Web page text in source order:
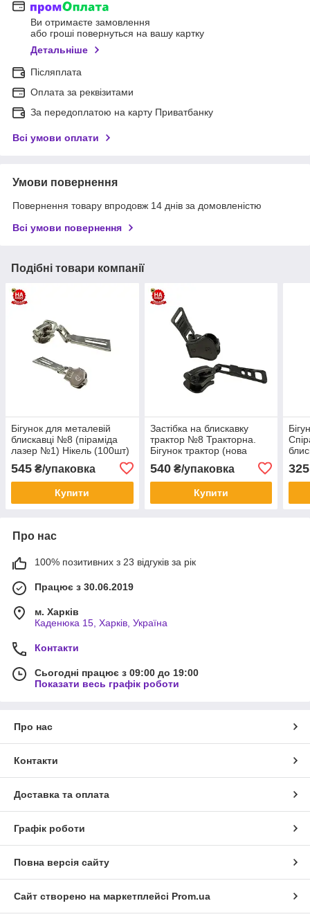
Ви отримаєте замовлення
або гроші повернуться на вашу картку
Детальніше
Післяплата
Оплата за реквізитами
За передоплатою на карту Приватбанку
Всі умови оплати
Умови повернення
Повернення товару впродовж 14 днів за домовленістю
Всі умови повернення
Подібні товари компанії
Бігунок для металевій
блискавці №8 (піраміда
лазер №1) Нікель (100шт)
545 ₴/упаковка
Купити
Застібка на блискавку
трактор №8 Тракторна.
Бігунок трактор (нова
Решітка №4) Блек нікель
(100шт)
540₴/упаковка
Купити
325
Про нас
100% позитивних з 23 відгуків за рік
Працює з 30.06.2019
м. Харків
Каденюка 15, Харків, Україна
Контакти
Сьогодні працює з 09:00 до 19:00
Показати весь графік роботи
Про нас
Контакти
Доставка та оплата
Графік роботи
Повна версія сайту
Сайт створено на маркетплейсі Prom.ua